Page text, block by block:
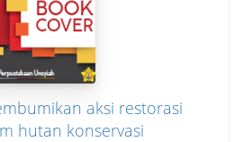
aksi restorasi
hutan konservasi